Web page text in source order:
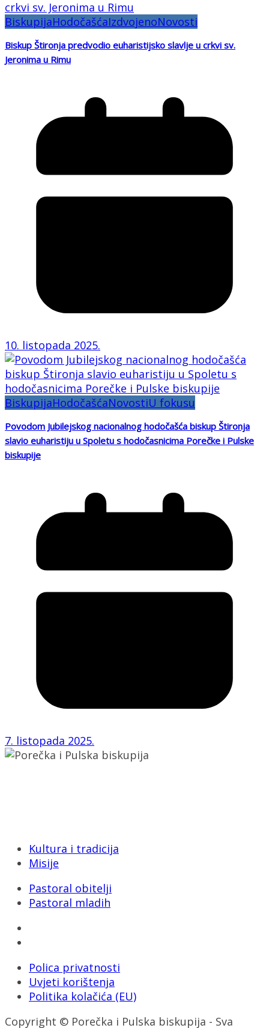
BiskupijaHodočašćaIzdvojenoNovosti
Biskup Štironja predvodio euharistijsko slavlje u crkvi sv.
Jeronima u Rimu
10. listopada 2025.
BiskupijaHodočašćaNovostiU fokusu
Povodom Jubilejskog nacionalnog hodočašća biskup Štironja
slavio euharistiju u Spoletu s hodočasnicima Porečke i Pulske
biskupije
7. listopada 2025.
Kultura i tradicija
Misije
Pastoral obitelji
Pastoral mladih
Polica privatnosti
Uvjeti korištenja
Politika kolačića (EU)
Copyright © Porečka i Pulska biskupija - Sva